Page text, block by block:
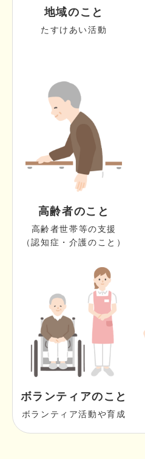
地域のこと
たすけあい活動
高齢者のこと
高齢者世帯等の支援
（認知症・介護のこと）
ボランティアのこと
ボランティア活動や育成